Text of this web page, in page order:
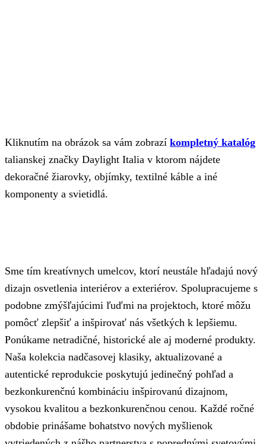
Kliknutím na obrázok sa vám zobrazí kompletný katalóg
talianskej značky Daylight Italia v ktorom nájdete
dekoračné žiarovky, objímky, textilné káble a iné
komponenty a svietidlá.
Sme tím kreatívnych umelcov, ktorí neustále hľadajú nový
dizajn osvetlenia interiérov a exteriérov. Spolupracujeme s
podobne zmýšľajúcimi ľuďmi na projektoch, ktoré môžu
pomôcť zlepšiť a inšpirovať nás všetkých k lepšiemu.
Ponúkame netradičné, historické ale aj moderné produkty.
Naša kolekcia nadčasovej klasiky, aktualizované a
autentické reprodukcie poskytujú jedinečný pohľad a
bezkonkurenčnú kombináciu inšpirovanú dizajnom,
vysokou kvalitou a bezkonkurenčnou cenou. Každé ročné
obdobie prinášame bohatstvo nových myšlienok